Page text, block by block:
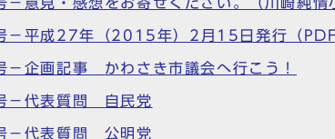
平成27年（2015年）2月15日発行（PDF
企画記事 かわさき市議会へ行こう！
代表質問 自民党
代表質問 公明党